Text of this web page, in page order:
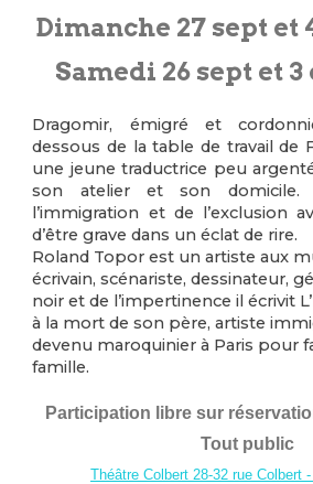
Dimanche 27 sept et
Samedi 26 sept et 3
Dragomir, émigré et
dessous de la table de travail de
une jeune traductrice peu
son atelier et son domicile.
l’immigration et de l’exclusion
d’être grave dans un éclat de rire.
Roland Topor est un artiste aux
écrivain, scénariste, dessinateur,
noir et de l’impertinence il écrivit
à la mort de son père, artiste
devenu maroquinier à Paris pour
famille.
Participation libre sur
Tout public
Théâtre Colbert 28-32 rue Colbert